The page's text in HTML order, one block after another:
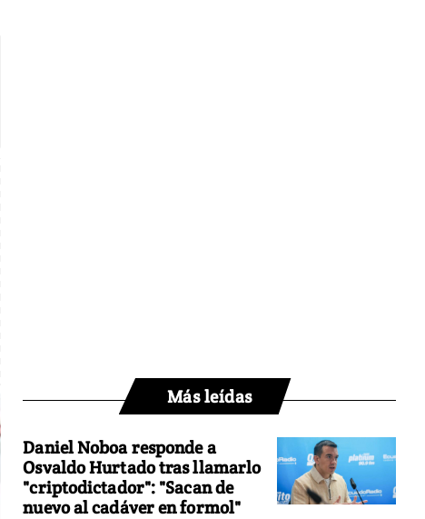
Más leídas
Daniel Noboa responde a
Osvaldo Hurtado tras llamarlo
"criptodictador": "Sacan de
nuevo al cadáver en formol"